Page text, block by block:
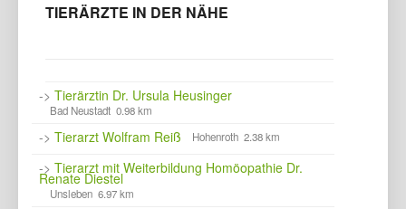
TIERÄRZTE IN DER NÄHE
-> Tierärztin Dr. Ursula Heusinger
Bad Neustadt 0.98 km
-> Tierarzt Wolfram Reiß Hohenroth 2.38 km
-> Tierarzt mit Weiterbildung Homöopathie Dr.
Renate Diestel
Unsleben 6.97 km